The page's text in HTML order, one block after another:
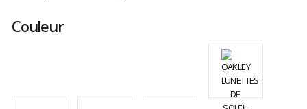
Couleur